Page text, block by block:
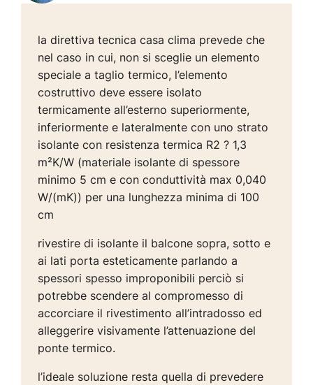
la direttiva tecnica casa clima prevede che
nel caso in cui, non si sceglie un elemento
speciale a taglio termico, l’elemento
costruttivo deve essere isolato
termicamente all’esterno superiormente,
inferiormente e lateralmente con uno strato
isolante con resistenza termica R2 ? 1,3
m²K/W (materiale isolante di spessore
minimo 5 cm e con conduttività max 0,040
W/(mK)) per una lunghezza minima di 100
cm
rivestire di isolante il balcone sopra, sotto e
ai lati porta esteticamente parlando a
spessori spesso improponibili perciò si
potrebbe scendere al compromesso di
accorciare il rivestimento all’intradosso ed
alleggerire visivamente l’attenuazione del
ponte termico.
l’ideale soluzione resta quella di prevedere